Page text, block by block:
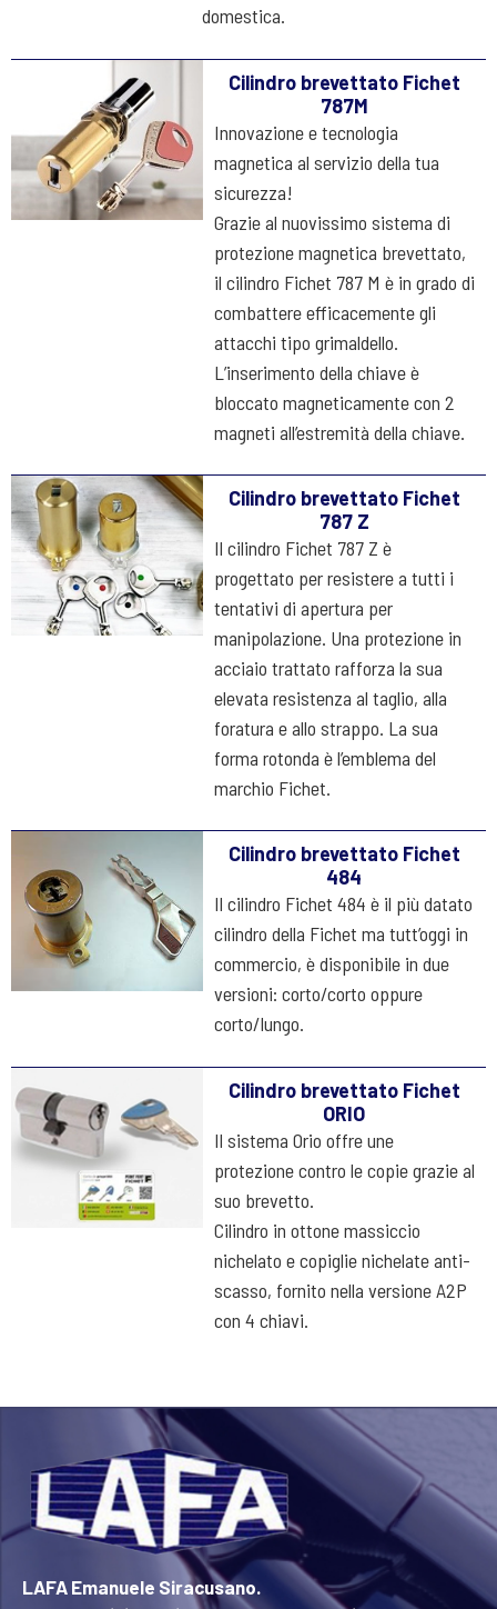
domestica.
Cilindro brevettato Fichet
787M
Innovazione e tecnologia
magnetica al servizio della tua
sicurezza!
Grazie al nuovissimo sistema di
protezione magnetica brevettato,
il cilindro Fichet 787 M è in grado di
combattere efficacemente gli
attacchi tipo grimaldello.
L’inserimento della chiave è
bloccato magneticamente con 2
magneti all’estremità della chiave.
Cilindro brevettato Fichet
787 Z
Il cilindro Fichet 787 Z è
progettato per resistere a tutti i
tentativi di apertura per
manipolazione. Una protezione in
acciaio trattato rafforza la sua
elevata resistenza al taglio, alla
foratura e allo strappo. La sua
forma rotonda è l’emblema del
marchio Fichet.
Cilindro brevettato Fichet
484
Il cilindro Fichet 484 è il più datato
cilindro della Fichet ma tutt’oggi in
commercio, è disponibile in due
versioni: corto/corto oppure
corto/lungo.
Cilindro brevettato Fichet
ORIO
Il sistema Orio offre une
protezione contro le copie grazie al
suo brevetto.
Cilindro in ottone massiccio
nichelato e copiglie nichelate anti-
scasso, fornito nella versione A2P
con 4 chiavi.
LAFA Emanuele Siracusano.